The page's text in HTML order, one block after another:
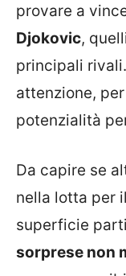
provare a
Djokovic,
principali
attenzione,
potenzialità
Da capire se
nella lotta per
superficie
sorprese non